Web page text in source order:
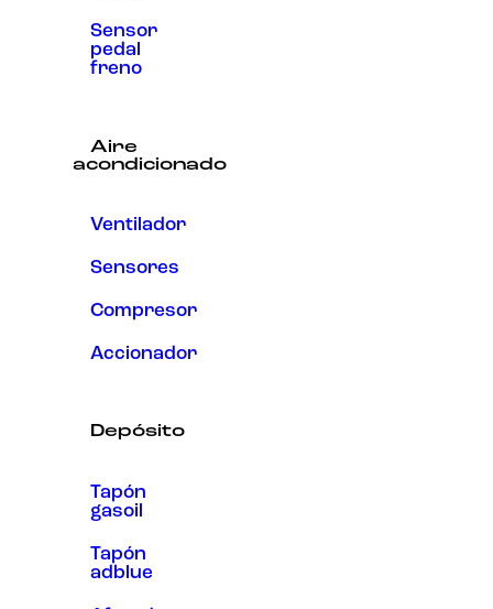
Sensor
pedal
freno
Aire
acondicionado
Ventilador
Sensores
Compresor
Accionador
Depósito
Tapón
gasoil
Tapón
adblue